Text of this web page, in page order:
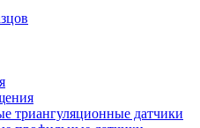
триангуляционные датчики